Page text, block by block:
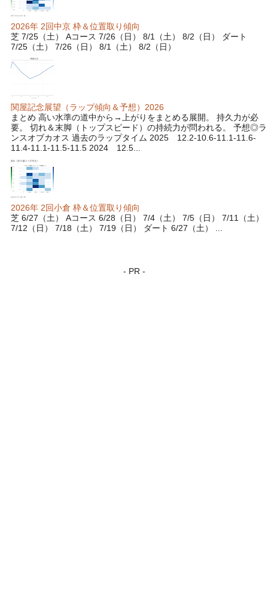
2026年 2回中京 枠＆位置取り傾向
芝 7/25（土） Aコース 7/26（日） 8/1（土） 8/2（日） ダート
7/25（土） 7/26（日） 8/1（土） 8/2（日）
関屋記念展望（ラップ傾向＆予想）2026
まとめ 高い水準の道中から→上がりをまとめる展開。 持久力が必
要。 切れ＆末脚（トップスピード）の持続力が問われる。 予想◎ラ
ンスオブカオス 過去のラップタイム 2025 12.2-10.6-11.1-11.6-
11.4-11.1-11.5-11.5 2024 12.5...
2026年 2回小倉 枠＆位置取り傾向
芝 6/27（土） Aコース 6/28（日） 7/4（土） 7/5（日） 7/11（土）
7/12（日） 7/18（土） 7/19（日） ダート 6/27（土） ...
- PR -